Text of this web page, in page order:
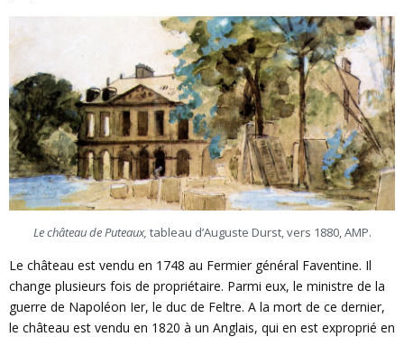
Le château de Puteaux, tableau d’Auguste Durst, vers 1880, AMP.
Le château est vendu en 1748 au Fermier général Faventine. Il
change plusieurs fois de propriétaire. Parmi eux, le ministre de la
guerre de Napoléon Ier, le duc de Feltre. A la mort de ce dernier,
le château est vendu en 1820 à un Anglais, qui en est exproprié en